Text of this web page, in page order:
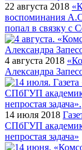
22 августа 2018
воспоминания
попал в связку с
4 августа 2018
Александра
14 июля 2018
СПбГУП
непростая задача»